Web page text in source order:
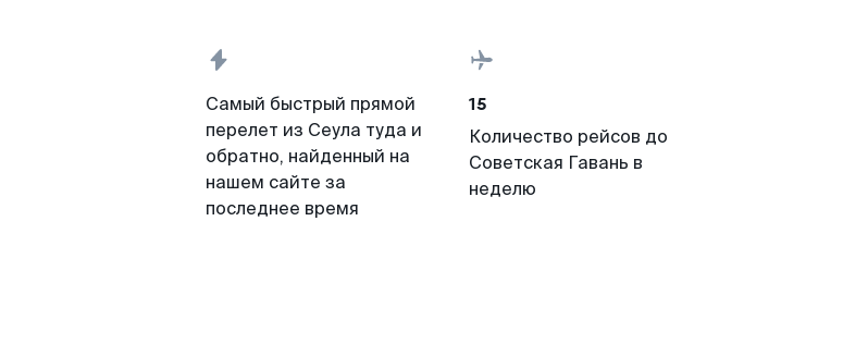
Самый быстрый прямой
перелет из Сеула туда и
обратно, найденный на
нашем сайте за
последнее время
15
Количество рейсов до
Советская Гавань в
неделю